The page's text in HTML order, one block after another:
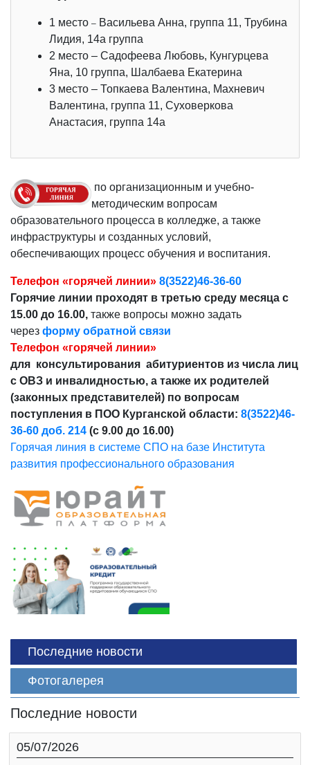
1 место – Васильева Анна, группа 11, Трубина
Лидия, 14а группа
2 место – Садофеева Любовь, Кунгурцева
Яна, 10 группа, Шалбаева Екатерина
3 место – Топкаева Валентина, Махневич
Валентина, группа 11, Суховеркова
Анастасия, группа 14а
по организационным и учебно-
методическим вопросам
образовательного процесса в колледже, а также
инфраструктуры и созданных условий,
обеспечивающих процесс обучения и воспитания.
Телефон «горячей линии» 8(3522)46-36-60
Горячие линии проходят в третью среду месяца с
15.00 до 16.00, также вопросы можно задать
через форму обратной связи
Телефон «горячей линии»
для консультирования абитуриентов из числа лиц
с ОВЗ и инвалидностью, а также их родителей
(законных представителей) по вопросам
поступления в ПОО Курганской области: 8(3522)46-
36-60 доб. 214 (с 9.00 до 16.00)
Горячая линия в системе СПО на базе Института
развития профессионального образования
Последние новости
Фотогалерея
Последние новости
05/07/2026